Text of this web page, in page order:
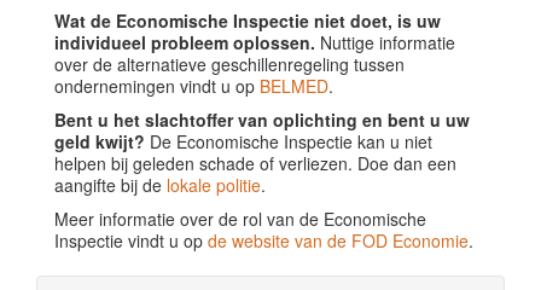
Wat de Economische Inspectie niet doet, is uw
individueel probleem oplossen. Nuttige informatie
over de alternatieve geschillenregeling tussen
ondernemingen vindt u op BELMED.
Bent u het slachtoffer van oplichting en bent u uw
geld kwijt? De Economische Inspectie kan u niet
helpen bij geleden schade of verliezen. Doe dan een
aangifte bij de lokale politie.
Meer informatie over de rol van de Economische
Inspectie vindt u op de website van de FOD Economie.